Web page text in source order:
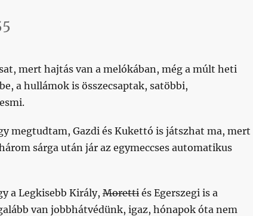
mert hajtás van a melókában, még a múlt heti
a hullámok is összecsaptak, satöbbi,
megtudtam, Gazdi és Kukettó is játszhat ma, mert
sárga után jár az egymeccses automatikus
a Legkisebb Király, Morettiés Egerszegi is a
van jobbhátvédünk, igaz, hónapok óta nem